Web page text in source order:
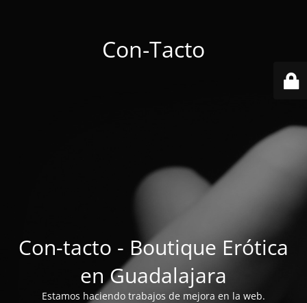
Con-Tacto
Con-tacto - Boutique Erótica
en Guadalajara
Estamos haciendo trabajos de mejora en la web.